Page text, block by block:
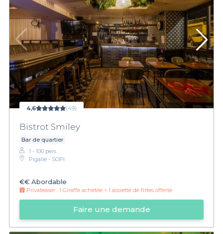
4,6 (49)
Bistrot Smiley
Bar de quartier
1 - 100 pers.
Pigalle - SOPI
€€ Abordable
Privateaser : 1 Giraffe achetée = 1 assiette de frites offerte
Faire une demande